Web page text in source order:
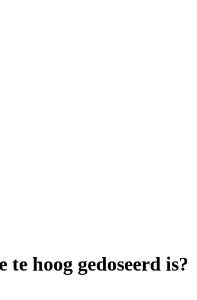
hoog gedoseerd is?